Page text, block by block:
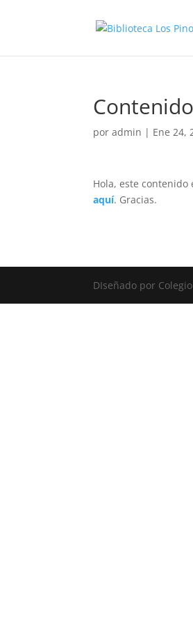
poradmin | Ene 24,
Hola, este contenido
aquí. Gracias.
DIseñado por